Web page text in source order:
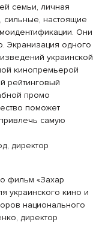
семьи, личная
сильные, настоящие
Они
Экранизация одного
украинской
кинопремьерой
рейтинговый
промо
поможет
самую
директор
фильм «Захар
украинского кино и
национального
директор